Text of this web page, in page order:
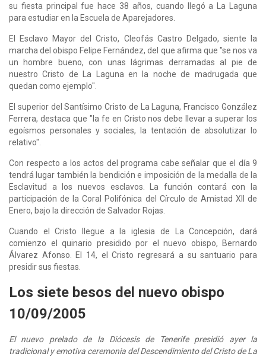
su fiesta principal fue hace 38 años, cuando llegó a La Laguna
para estudiar en la Escuela de Aparejadores.
El Esclavo Mayor del Cristo, Cleofás Castro Delgado, siente la
marcha del obispo Felipe Fernández, del que afirma que "se nos va
un hombre bueno, con unas lágrimas derramadas al pie de
nuestro Cristo de La Laguna en la noche de madrugada que
quedan como ejemplo".
El superior del Santísimo Cristo de La Laguna, Francisco González
Ferrera, destaca que "la fe en Cristo nos debe llevar a superar los
egoísmos personales y sociales, la tentación de absolutizar lo
relativo".
Con respecto a los actos del programa cabe señalar que el día 9
tendrá lugar también la bendición e imposición de la medalla de la
Esclavitud a los nuevos esclavos. La función contará con la
participación de la Coral Polifónica del Círculo de Amistad XII de
Enero, bajo la dirección de Salvador Rojas.
Cuando el Cristo llegue a la iglesia de La Concepción, dará
comienzo el quinario presidido por el nuevo obispo, Bernardo
Álvarez Afonso. El 14, el Cristo regresará a su santuario para
presidir sus fiestas.
Los siete besos del nuevo obispo
10/09/2005
El nuevo prelado de la Diócesis de Tenerife presidió ayer la
tradicional y emotiva ceremonia del Descendimiento del Cristo de La